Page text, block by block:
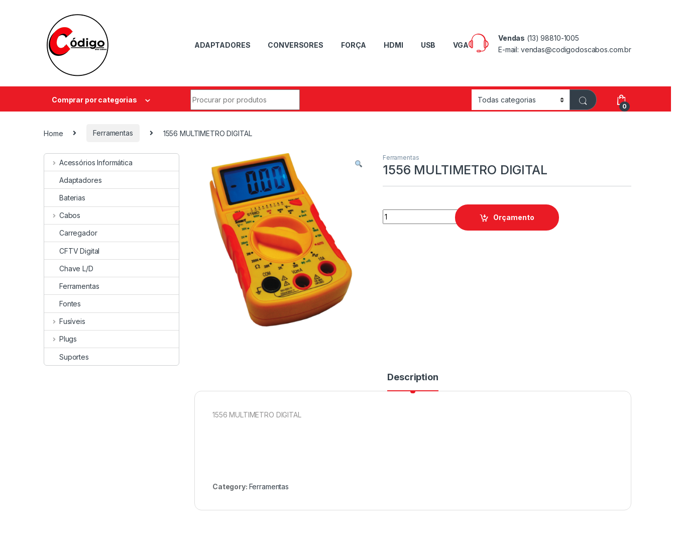
ADAPTADORES CONVERSORES FORÇA HDMI USB VGA
Vendas (13) 98810-1005
E-mail: vendas@codigodoscabos.com.br
Comprar por categorias
0
Home Ferramentas 1556 MULTIMETRO DIGITAL
Ferramentas
1556 MULTIMETRO DIGITAL
Orçamento
Description
1556 MULTIMETRO DIGITAL
Category: Ferramentas
Acessórios Informática
Adaptadores
Baterias
Cabos
Carregador
CFTV Digital
Chave L/D
Ferramentas
Fontes
Fusíveis
Plugs
Suportes